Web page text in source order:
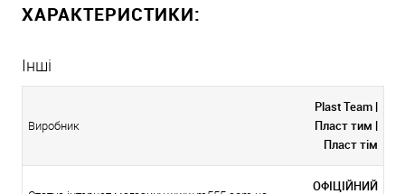
ХАРАКТЕРИСТИКИ:
Інші
Виробник
Plast Team |
Пласт тим |
Пласт тім
ОФІЦІЙНИЙ